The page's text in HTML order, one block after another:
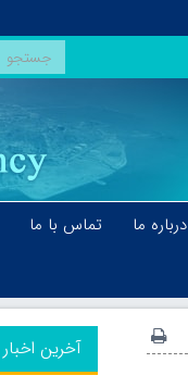
درباره ما
تماس با ما
آخرین اخبار